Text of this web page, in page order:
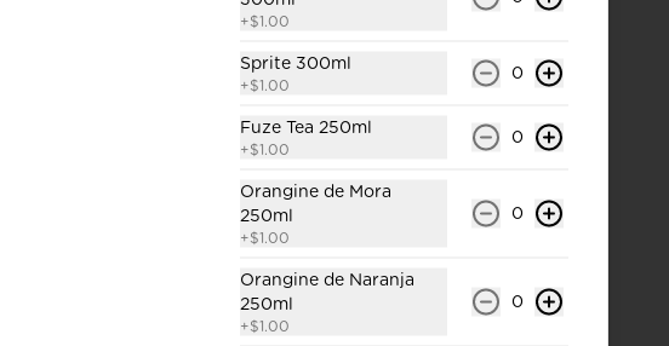
Wontons
elección, fideo artesanal,
zanahoria, champiñones,
Ensalada Vegana
3 dumplings de vegetales sobre
una cama de lechuga crespa,
+$1.00
Sprite 300ml
+$1.00
0
Fuze Tea 250ml
+$1.00
0
Orangine de Mora
250ml
+$1.00
0
Orangine de Naranja
250ml
+$1.00
0